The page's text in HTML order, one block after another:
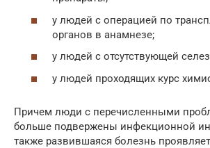
у людей с операцией по
органов в анамнезе;
у людей с отсутствующей
у людей проходящих курс
Причем люди с перечисленными
больше подвержены инфекционной
также развившаяся болезнь